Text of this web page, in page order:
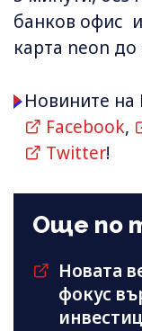
банков офис
карта neon
Новините на
Facebook,
Twitter!
Още по
Новата
фокус